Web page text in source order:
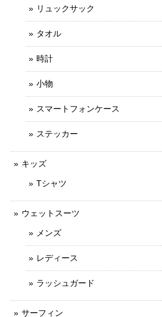
リュックサック
タオル
時計
小物
スマートフォンケース
ステッカー
キッズ
Tシャツ
ウェットスーツ
メンズ
レディース
ラッシュガード
サーフィン